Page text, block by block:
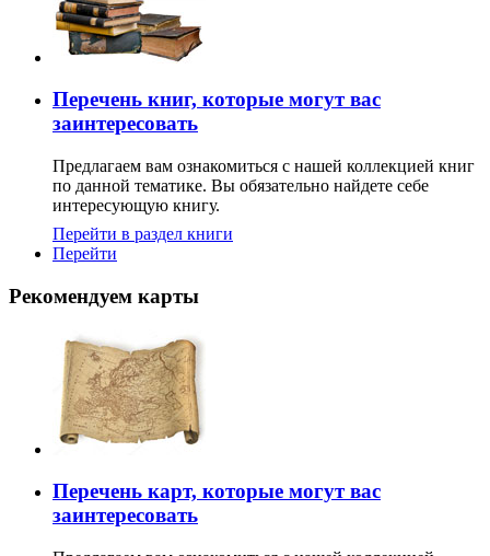
Перечень книг, которые могут вас
заинтересовать
Предлагаем вам ознакомиться с нашей коллекцией книг
по данной тематике. Вы обязательно найдете себе
интересующую книгу.
Перейти в раздел книги
Перейти
Рекомендуем карты
Перечень карт, которые могут вас
заинтересовать